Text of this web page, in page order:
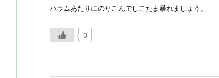
ハラムあたりにのりこんでしこたま暴れましょう。
0